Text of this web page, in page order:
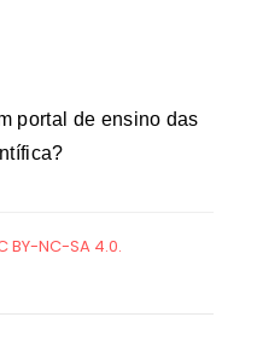
portal de ensino das